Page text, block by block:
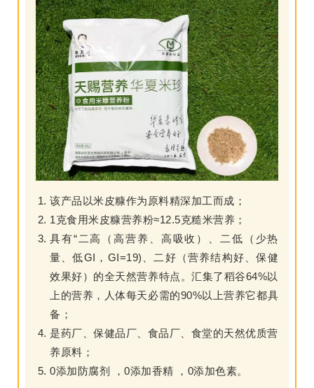
该产品以米皮糠作为原料精深加工而成；
1克食用米皮糠营养粉≈12.5克糙米营养；
具有“二高（高营养、高吸收）、二低（少热
量、低GI，GI=19)、二好（营养结构好、保健
效果好）的全天然营养特点。汇集了稻谷64%以
上的营养，人体每天必需的90%以上营养它都具
备；
是药厂、保健品厂、食品厂、食堂的天然优质营
养原料；
0添加防腐剂 ，0添加香精 ，0添加色素。